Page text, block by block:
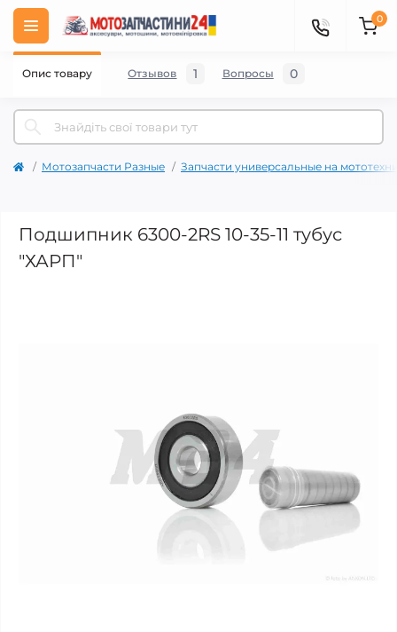
0
Мотозапчасти Разные Запчасти универсальные на
Подшипник 6300-2RS 10-35-11 тубус
"ХАРП"
Опис товару Отзывов 1 Вопросы 0